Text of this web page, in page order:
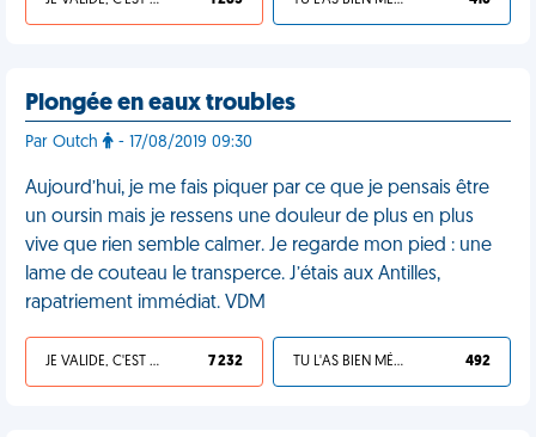
Plongée en eaux troubles
Par Outch - 17/08/2019 09:30
Aujourd’hui, je me fais piquer par ce que je pensais être
un oursin mais je ressens une douleur de plus en plus
vive que rien semble calmer. Je regarde mon pied : une
lame de couteau le transperce. J’étais aux Antilles,
rapatriement immédiat. VDM
JE VALIDE, C'EST UNE VDM 7 232 TU L'AS BIEN MÉRITÉ 492